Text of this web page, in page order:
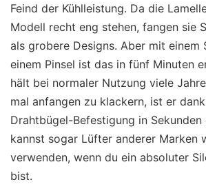
Feind der Kühlleistung. Da die
Modell recht eng stehen, fangen sie
als grobere Designs. Aber mit einem
einem Pinsel ist das in fünf Minuten
hält bei normaler Nutzung viele
mal anfangen zu klackern, ist er
Drahtbügel-Befestigung in Sekunden
kannst sogar Lüfter anderer Marken
verwenden, wenn du ein absoluter
bist.